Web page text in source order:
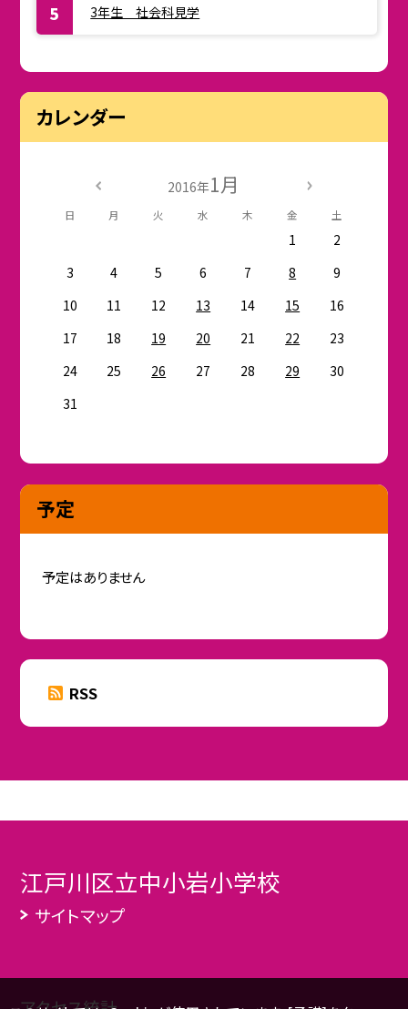
3年生 社会科見学
カレンダー
2016年1月
日 月 火 水 木 金 土
1
2
3
4 5 6 7 8
9
10
11 12 13 14 15
16
17
18 19 20 21 22
23
24
25 26 27 28 29
30
31
予定
予定はありません
RSS
江戸川区立中小岩小学校
サイトマップ